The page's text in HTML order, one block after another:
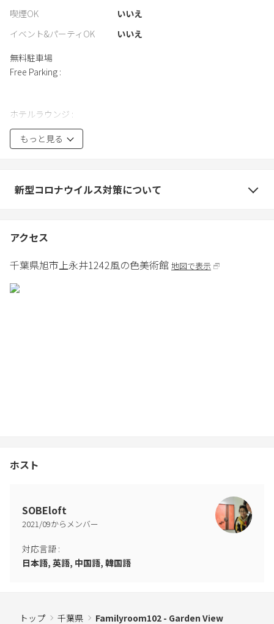
喫煙OK
いいえ
イベント&パーティOK
いいえ
無料駐車場
Free Parking :
ホテルラウンジ :
ホテルラウンジでは無料のコーヒーを飲みながら時間を過ごすこ
とができます。海を一望しながらゆったりと過ごすのに最適な場
Coffee is provided for free. The guest can spend a relaxing time
looking out at the Pacific Ocean. The lounge can be used as work
予約制で営業しております。露天風呂を無料でお楽しみいただけ
ます。フロントまでご予約をお願い致します。
Open-Air-Bath :
もっと見る
新型コロナウイルス対策について
アクセス
千葉県旭市上永井1242風の色美術館 地図で表示
ホスト
SOBEloft
2021/09からメンバー
対応言語 :
日本語, 英語, 中国語, 韓国語
トップ 千葉県 Familyroom102 - Garden View